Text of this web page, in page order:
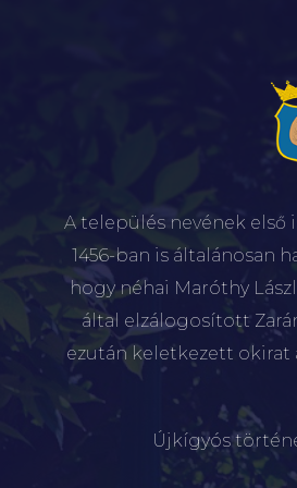
A település nevének első
1456-ban is általánosan
hogy néhai Maróthy
által elzálogosított
ezután keletkezett okirat
Újkígyós